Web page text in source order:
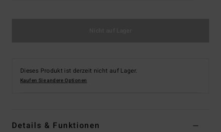
Dieses Produkt ist derzeit nicht auf Lager.
Kaufen Sie andere Optionen
Details & Funktionen